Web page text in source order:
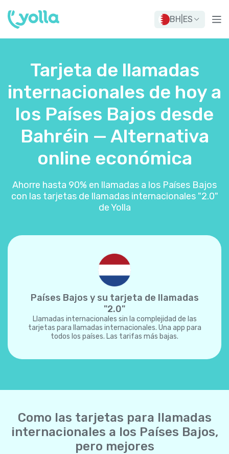
BH ES
Tarjeta de llamadas
internacionales de hoy a
los Países Bajos desde
Bahréin — Alternativa
online económica
Ahorre hasta 90% en llamadas a los Países Bajos
con las tarjetas de llamadas internacionales "2.0"
de Yolla
Países Bajos y su tarjeta de llamadas
"2.0"
Llamadas internacionales sin la complejidad de las
tarjetas para llamadas internacionales. Una app para
todos los países. Las tarifas más bajas.
Como las tarjetas para llamadas
internacionales a los Países Bajos,
pero mejores